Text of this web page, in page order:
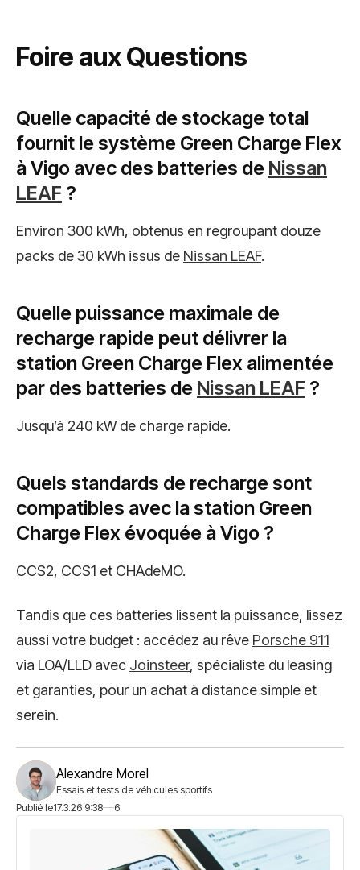
Foire aux Questions
Quelle capacité de stockage total
fournit le système Green Charge Flex
à Vigo avec des batteries de Nissan
LEAF ?
Environ 300 kWh, obtenus en regroupant douze
packs de 30 kWh issus de Nissan LEAF.
Quelle puissance maximale de
recharge rapide peut délivrer la
station Green Charge Flex alimentée
par des batteries de Nissan LEAF ?
Jusqu’à 240 kW de charge rapide.
Quels standards de recharge sont
compatibles avec la station Green
Charge Flex évoquée à Vigo ?
CCS2, CCS1 et CHAdeMO.
Tandis que ces batteries lissent la puissance, lissez
aussi votre budget : accédez au rêve Porsche 911
via LOA/LLD avec Joinsteer, spécialiste du leasing
et garanties, pour un achat à distance simple et
serein.
Alexandre Morel
Essais et tests de véhicules sportifs
Publié le17.3.26 9:38 6